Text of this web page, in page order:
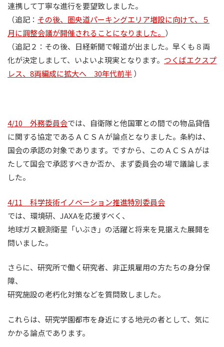
連携して丁寧な進行を要望致しました。
（追記： その後、圏央道パーキングエリア増設に向けて、５
月に調整会議が開催されることになりました。 ）
（追記２：その後、日経新聞で報道が出ました。早くも８両
化が決定しまして、いよいよ現実となります。 つくばエクスプ
レス、8両編成に拡大へ 30年代前半）
4/10 外務委員会では、自衛隊と他国軍との間での物品貸借
に関する協定であるＡＣＳＡが論点となりました。条約は、
国会の承認の対象であります。ですから、このＡＣＳＡがは
たして国会で承認すべきか否か、まず委員会の場で議論しま
した。
4/11 科学技術イノベーション推進特別委員会
では、環境研、JAXAを応援すべく、
地球ガス観測衛星「いぶき」の活躍と将来を見据えた展開を
問いました。
さらに、研究所で働く研究者、非正規雇用の方たちの身分保
障、
研究施設の老朽化対策などを質問致しました。
これらは、研究学園都市を身近にする地元の者として、気に
かかる論点であります。